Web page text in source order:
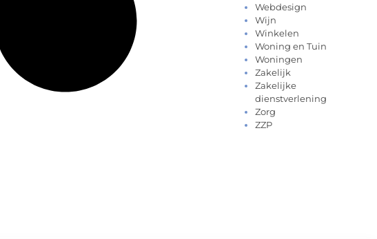
Webdesign
Wijn
Winkelen
Woning en Tuin
Woningen
Zakelijk
Zakelijke
dienstverlening
Zorg
ZZP